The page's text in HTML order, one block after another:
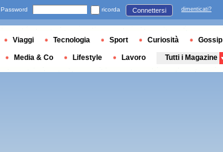
Password ricorda Connettersi dimenticati?
Viaggi Tecnologia Sport Curiosità Gossip
Media & Co Lifestyle Lavoro Tutti i Magazine